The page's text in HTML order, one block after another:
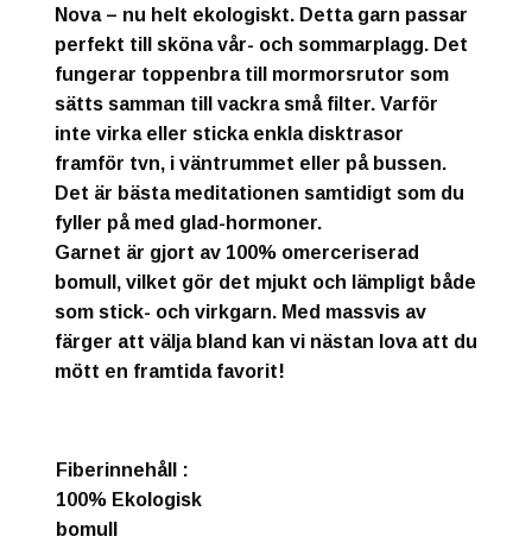
Nova – nu helt ekologiskt. Detta garn passar
perfekt till sköna vår- och sommarplagg. Det
fungerar toppenbra till mormorsrutor som
sätts samman till vackra små filter. Varför
inte virka eller sticka enkla disktrasor
framför tvn, i väntrummet eller på bussen.
Det är bästa meditationen samtidigt som du
fyller på med glad-hormoner.
Garnet är gjort av 100% omerceriserad
bomull, vilket gör det mjukt och lämpligt både
som stick- och virkgarn. Med massvis av
färger att välja bland kan vi nästan lova att du
mött en framtida favorit!
Fiberinnehåll
:
100% Ekologisk
bomull